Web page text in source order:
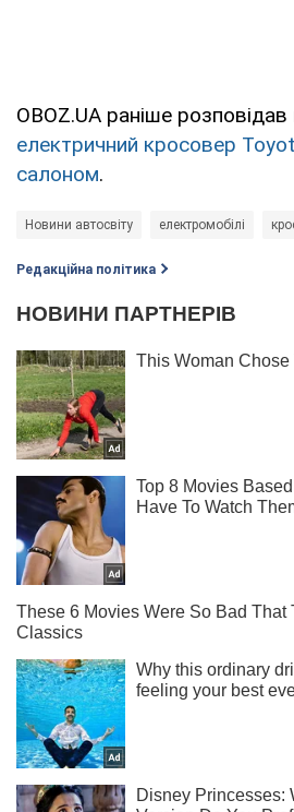
OBOZ.UA раніше розповідав
електричний кросовер
салоном.
Новини автосвіту електромобілі
Редакційна політика